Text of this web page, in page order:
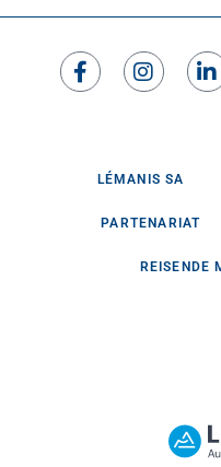
LÉMANIS SA
PARTENARIAT
REISENDE